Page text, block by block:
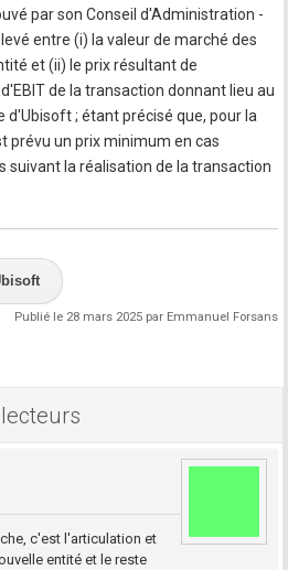
par son Conseil d'Administration -
entre (i) la valeur de marché des
et (ii) le prix résultant de
de la transaction donnant lieu au
d'Ubisoft ; étant précisé que, pour la
prévu un prix minimum en cas
suivant la réalisation de la transaction
Publié le 28 mars 2025 par Emmanuel Forsans
c'est l'articulation et
entité et le reste